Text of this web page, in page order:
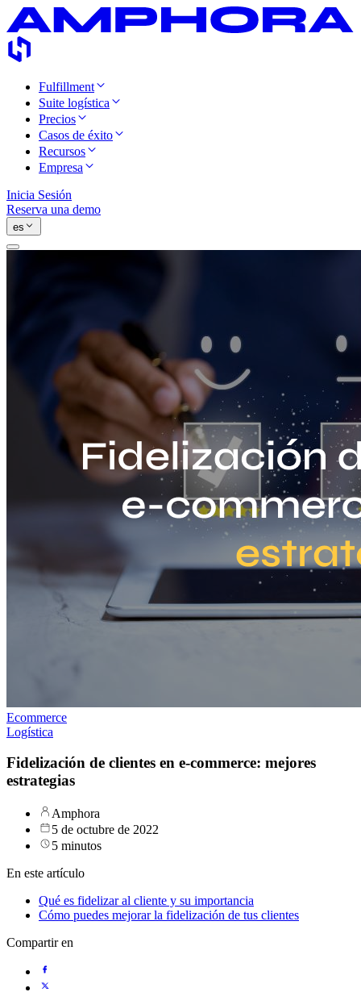
Fulfillment
Suite logística
Precios
Casos de éxito
Recursos
Empresa
Inicia Sesión
Reserva una demo
es
Ecommerce
Logística
Fidelización de clientes en e-commerce: mejores
estrategias
Amphora
5 de octubre de 2022
5 minutos
En este artículo
Qué es fidelizar al cliente y su importancia
Cómo puedes mejorar la fidelización de tus clientes
Compartir en